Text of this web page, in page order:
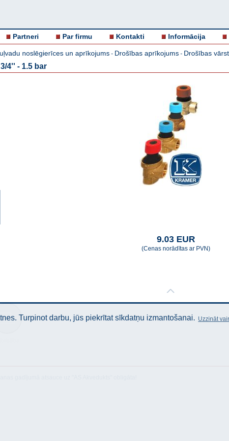
Partneri Par firmu Kontakti Informācija
noslēgierīces un aprīkojums - Drošības aprīkojums - Drošības
4'' - 1.5 bar
9.03 EUR
(Cenas norādītas ar PVN)
Turpinot darbu, jūs piekrītat sīkdatņu izmantošanai. Uzzināt